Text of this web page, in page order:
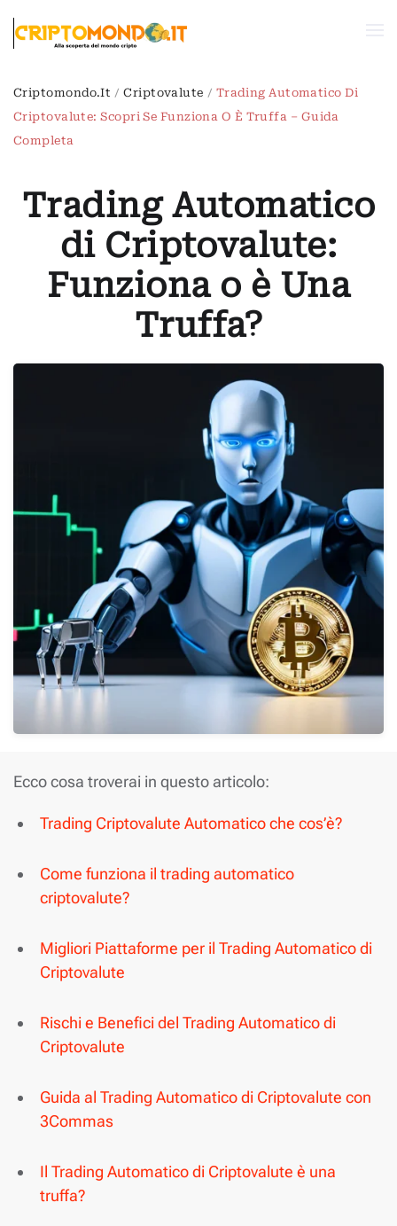
Passa al contenuto principale
Criptomondo.it Criptovalute
Trading Automatico Di
Criptovalute: Scopri Se Funziona O È Truffa – Guida
Completa
Trading Automatico
di Criptovalute:
Funziona o è Una
Truffa?
Ecco cosa troverai in questo articolo:
Trading Criptovalute Automatico che cos’è?
Come funziona il trading automatico
criptovalute?
Migliori Piattaforme per il Trading Automatico di
Criptovalute
Rischi e Benefici del Trading Automatico di
Criptovalute
Guida al Trading Automatico di Criptovalute con
3Commas
Il Trading Automatico di Criptovalute è una
truffa?